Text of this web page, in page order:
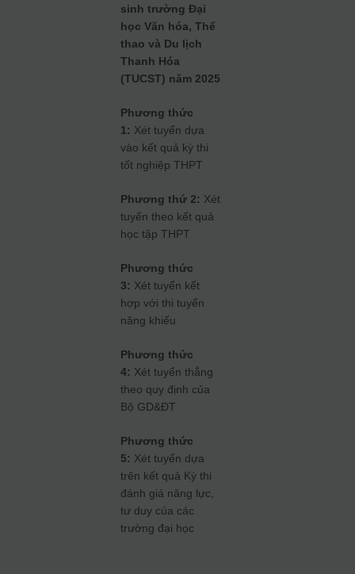
sinh trường Đại
học Văn hóa, Thể
thao và Du lịch
Thanh Hóa
(TUCST) năm 2025
Phương thức
1: Xét tuyển dựa
vào kết quả kỳ thi
tốt nghiệp THPT
Phương thứ 2: Xét
tuyển theo kết quả
học tập THPT
Phương thức
3: Xét tuyển kết
hợp với thi tuyển
năng khiếu
Phương thức
4: Xét tuyển thẳng
theo quy định của
Bộ GD&ĐT
Phương thức
5: Xét tuyển dựa
trên kết quả Kỳ thi
đánh giá năng lực,
tư duy của các
trường đại học